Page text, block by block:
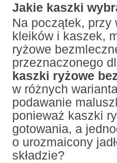
Jakie kaszki
Na początek, przy
kleików i kaszek,
ryżowe
przeznaczonego
kaszki ryżowe
w różnych
podawanie
ponieważ kaszki
gotowania, a
o urozmaicony
składzie?